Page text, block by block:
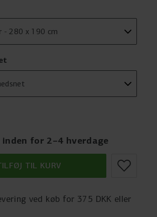
inden for 2–4 hverdage
TIL KURV
ved køb for 375 DKK eller